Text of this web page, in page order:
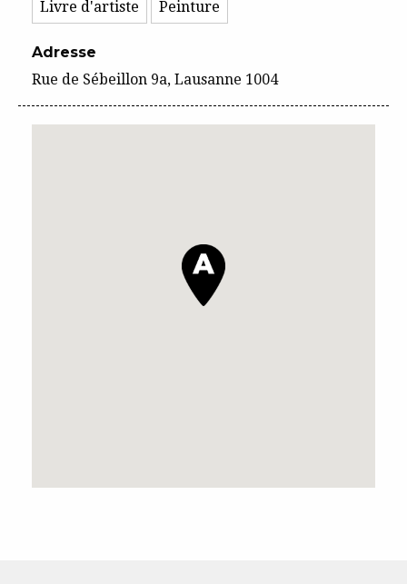
Livre d'artiste Peinture
Adresse
Rue de Sébeillon 9a, Lausanne 1004